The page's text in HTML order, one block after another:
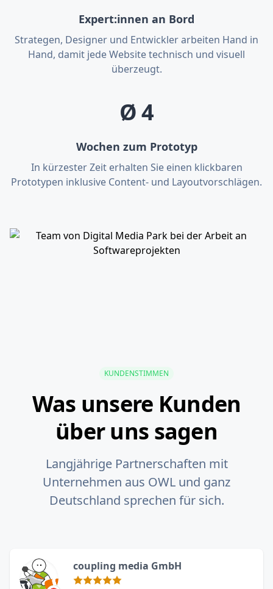
Expert:innen an Bord
Strategen, Designer und Entwickler arbeiten Hand in
Hand, damit jede Website technisch und visuell
überzeugt.
Ø 4
Wochen zum Prototyp
In kürzester Zeit erhalten Sie einen klickbaren
Prototypen inklusive Content- und Layoutvorschlägen.
KUNDENSTIMMEN
Was unsere Kunden
über uns sagen
Langjährige Partnerschaften mit
Unternehmen aus OWL und ganz
Deutschland sprechen für sich.
coupling media GmbH